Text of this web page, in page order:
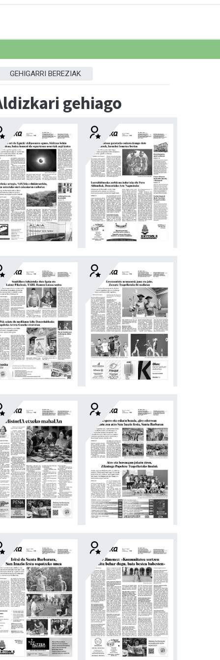
GEHIGARRI BEREZIAK
gehiago